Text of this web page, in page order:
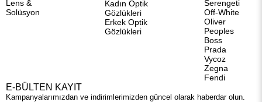
Lens &
Solüsyon
Kadın Optik
Gözlükleri
Erkek Optik
Gözlükleri
Serengeti
Off-White
Oliver
Peoples
Boss
Prada
Vycoz
Zegna
Fendi
E-BÜLTEN KAYIT
Kampanyalarımızdan ve indirimlerimizden güncel olarak haberdar olun.